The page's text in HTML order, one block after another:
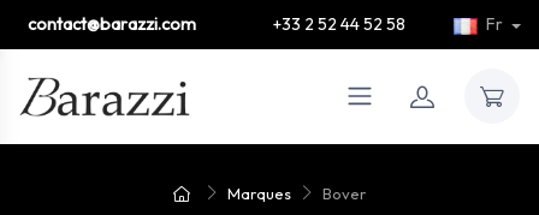
contact@barazzi.com +33 2 52 44 52 58 Fr
Marques Bover